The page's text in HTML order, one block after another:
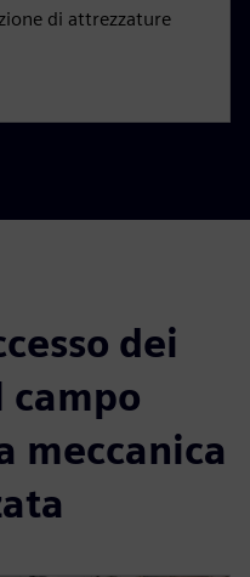
di attrezzature
dei
meccanica